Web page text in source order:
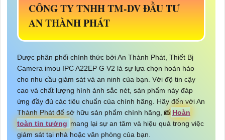
CÔNG TY TNHH TM-DV ĐẦU TƯ
AN THÀNH PHÁT
Được phân phối chính thức bởi An Thành Phát, Thiết Bị
Camera imou IPC A22EP G V2 là sự lựa chọn hoàn hảo
cho nhu cầu giám sát và an ninh của bạn. Với độ tin cậy
cao và chất lượng hình ảnh sắc nét, sản phẩm này đáp
ứng đầy đủ các tiêu chuẩn của chính hãng. Hãy đến với An
Thành Phát để sở hữu sản phẩm chính hãng, 📸Hoàn
toàn tin tưởng mang lại sự an tâm và hiệu quả trong việc
giám sát tại nhà hoặc văn phòng của bạn.